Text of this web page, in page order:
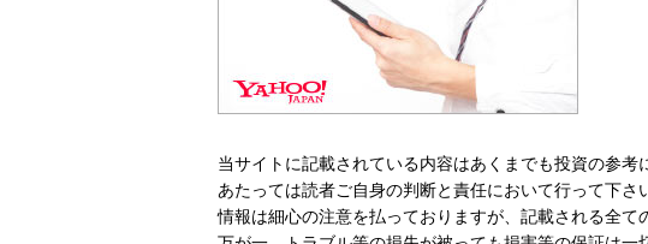
当サイトに記載されている内容はあくまでも投資の参
あたっては読者ご自身の判断と責任において行って下
情報は細心の注意を払っておりますが、記載される全て